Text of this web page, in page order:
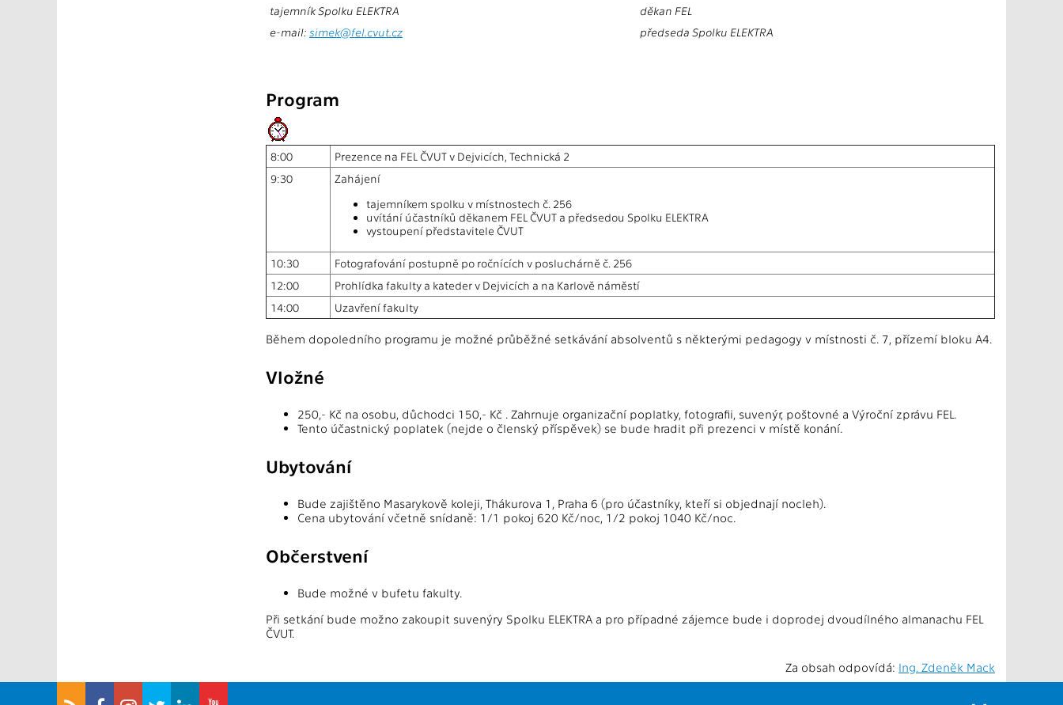
tajemník Spolku ELEKTRA
děkan FEL
e-mail: simek@fel.cvut.cz předseda Spolku ELEKTRA
Program
8:00
Prezence na FEL ČVUT v Dejvicích, Technická 2
9:30
Zahájení
tajemníkem spolku v místnostech č. 256
uvítání účastníků děkanem FEL ČVUT a předsedou Spolku ELEKTRA
vystoupení představitele ČVUT
10:30
Fotografování postupně po ročnících v posluchárně č. 256
12:00
Prohlídka fakulty a kateder v Dejvicích a na Karlově náměstí
14:00
Uzavření fakulty
Během dopoledního programu je možné průběžné setkávání absolventů s některými pedagogy v místnosti č. 7, přízemí bloku A4.
Vložné
250,- Kč na osobu, důchodci 150,- Kč . Zahrnuje organizační poplatky, fotografii, suvenýr, poštovné a Výroční zprávu FEL.
Tento účastnický poplatek (nejde o členský příspěvek) se bude hradit při prezenci v místě konání.
Ubytování
Bude zajištěno Masarykově koleji, Thákurova 1, Praha 6 (pro účastníky, kteří si objednají nocleh).
Cena ubytování včetně snídaně: 1/1 pokoj 620 Kč/noc, 1/2 pokoj 1040 Kč/noc.
Občerstvení
Bude možné v bufetu fakulty.
Při setkání bude možno zakoupit suvenýry Spolku ELEKTRA a pro případné zájemce bude i doprodej dvoudílného almanachu FEL
ČVUT.
Za obsah odpovídá: Ing. Zdeněk Mack